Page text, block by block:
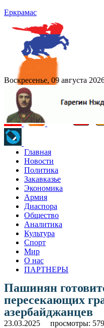
Еркрамас
Воскресенье, 09 августа
Главная
Новости
Политика
Закавказье
Экономика
Армия
Диаспора
Общество
Аналитика
Культура
Спорт
Мир
О нас
ПАРТНЕРЫ
Пашинян
пересекающих
азербайджанцев
23.03.2025 просмотры: